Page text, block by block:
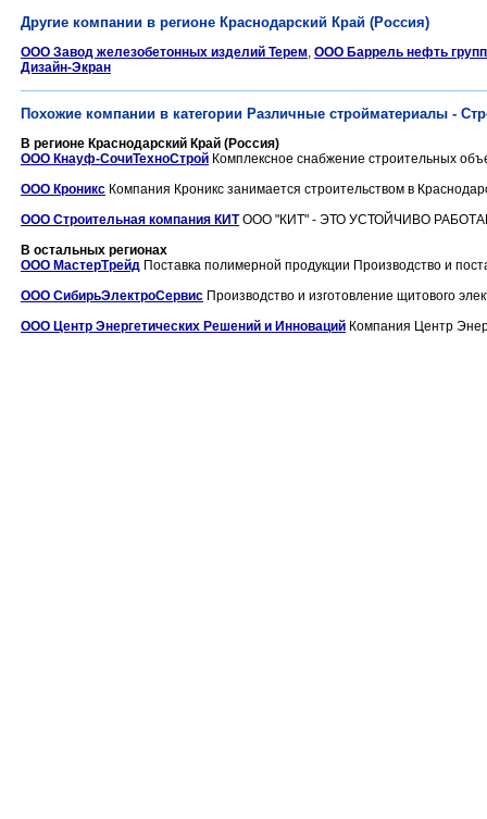
Другие компании в регионе Краснодарский Край (Россия)
ООО Завод железобетонных изделий Терем, ООО Баррель нефть групп
Дизайн-Экран
Похожие компании в категории Различные стройматериалы -
В регионе Краснодарский Край (Россия)
ООО Кнауф-СочиТехноСтрой Комплексное снабжение строительных
ООО Кроникс Компания Кроникс занимается строительством в
ООО Строительная компания КИТООО "КИТ" - ЭТО УСТОЙЧИВО
В остальных регионах
ООО МастерТрейд Поставка полимерной продукции Производство и
ООО СибирьЭлектроСервис Производство и изготовление щитового
ООО Центр Энергетических Решений и Инноваций Компания Центр